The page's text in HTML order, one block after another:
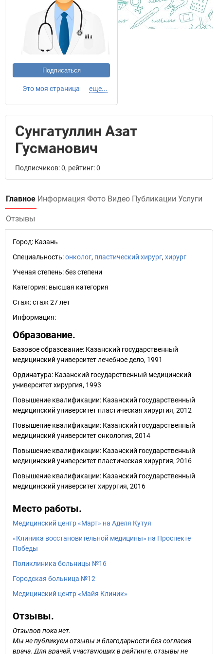
Подписаться
Это моя страница еще...
Сунгатуллин Азат
Гусманович
Подписчиков: 0, рейтинг: 0
Главное Информация Фото Видео Публикации Услуги
Отзывы
Город: Казань
Специальность:онколог, пластический хирург, хирург
Ученая степень:без степени
Категория: высшая категория
Стаж:стаж 27 лет
Информация:
Образование.
Базовое образование: Казанский государственный
медицинский университет лечебное дело, 1991
Ординатура: Казанский государственный медицинский
университет хирургия, 1993
Повышение квалификации: Казанский государственный
медицинский университет пластическая хирургия, 2012
Повышение квалификации: Казанский государственный
медицинский университет онкология, 2014
Повышение квалификации: Казанский государственный
медицинский университет пластическая хирургия, 2016
Повышение квалификации: Казанский государственный
медицинский университет хирургия, 2016
Место работы.
Медицинский центр «Март» на Аделя Кутуя
«Клиника восстановительной медицины» на Проспекте
Победы
Поликлиника больницы №16
Городская больница №12
Медицинский центр «Майя Клиник»
Отзывы.
Отзывов пока нет.
Мы не публикуем отзывы и благодарности без согласия
врача. Для врачей, участвующих в рейтинге, отзывы не